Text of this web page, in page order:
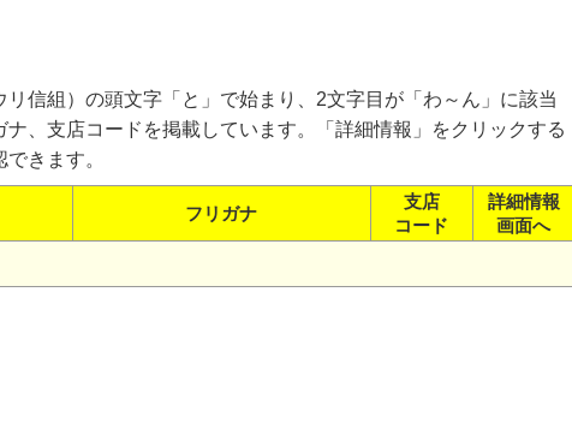
信組）の頭文字「と」で始まり、2文字目が「わ～ん」に該当
、支店コードを掲載しています。「詳細情報」をクリックする
きます。
フリガナ
支店
コード
詳細情報
画面へ